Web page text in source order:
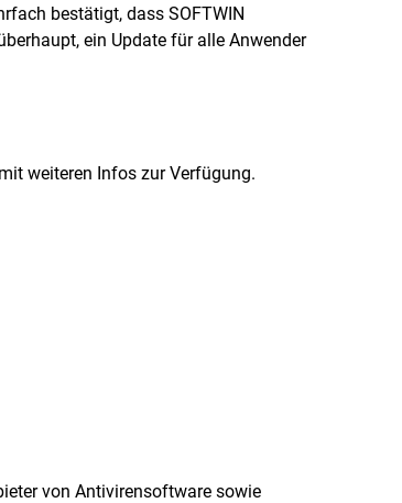
bestätigt, dass SOFTWIN
ein Update für alle Anwender
weiteren Infos zur Verfügung.
von Antivirensoftware sowie